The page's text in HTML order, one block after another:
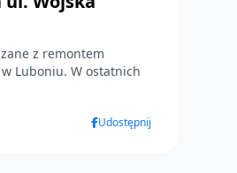
z remontem
Luboniu. W ostatnich
Udostępnij